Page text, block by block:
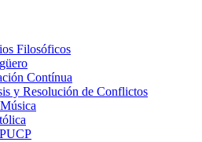
Filosóficos
Contínua
y Resolución de Conflictos